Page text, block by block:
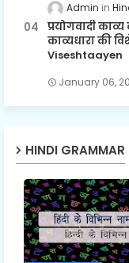
Admin
प्रयोगवादी काव्य
काव्यधारा की
Viseshtaayen
January 06,
HINDI GRAMMAR